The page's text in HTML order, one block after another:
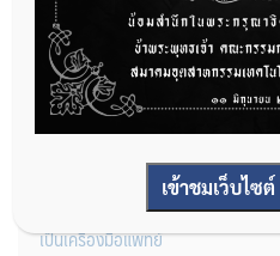
การโฆษณาเครื่องมือแพทย์แบบใดที่
14 กรกฎาคม 2026
รู้หรือไม่? ผลิตภัณฑ์ชุดตรวจสําหรับต
เป็นเครื่องมือแพทย์
เข้าชมเว็บไซ